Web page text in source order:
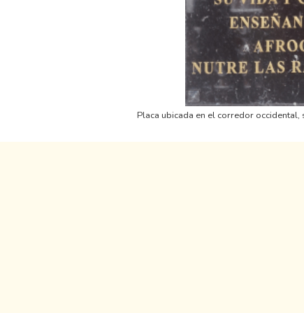
Placa ubicada en el corredor